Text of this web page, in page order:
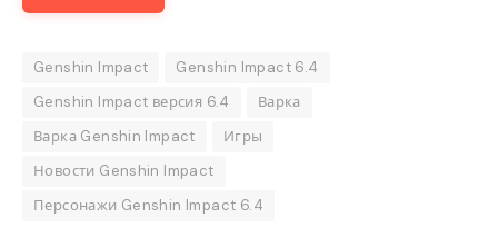
Genshin Impact
Genshin Impact 6.4
Genshin Impact версия 6.4
Варка
Варка Genshin Impact
Игры
Новости Genshin Impact
Персонажи Genshin Impact 6.4